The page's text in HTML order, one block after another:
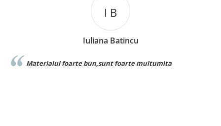
I B
Iuliana Batincu
Materialul foarte bun,sunt foarte multumita